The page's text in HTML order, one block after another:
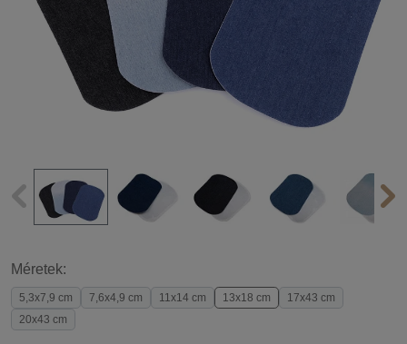
Méretek:
5,3x7,9 cm 7,6x4,9 cm 11x14 cm 13x18 cm
17x43 cm
20x43 cm